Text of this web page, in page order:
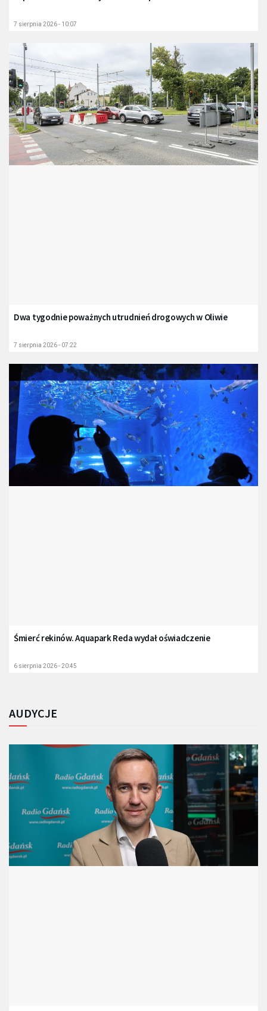
7 sierpnia 2026 - 10:07
Dwa tygodnie poważnych utrudnień drogowych w Oliwie
7 sierpnia 2026 - 07:22
Śmierć rekinów. Aquapark Reda wydał oświadczenie
6 sierpnia 2026 - 20:45
AUDYCJE